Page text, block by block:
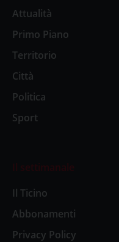
Attualità
Primo Piano
Territorio
Città
Politica
Sport
Il settimanale
Il Ticino
Abbonamenti
Privacy Policy